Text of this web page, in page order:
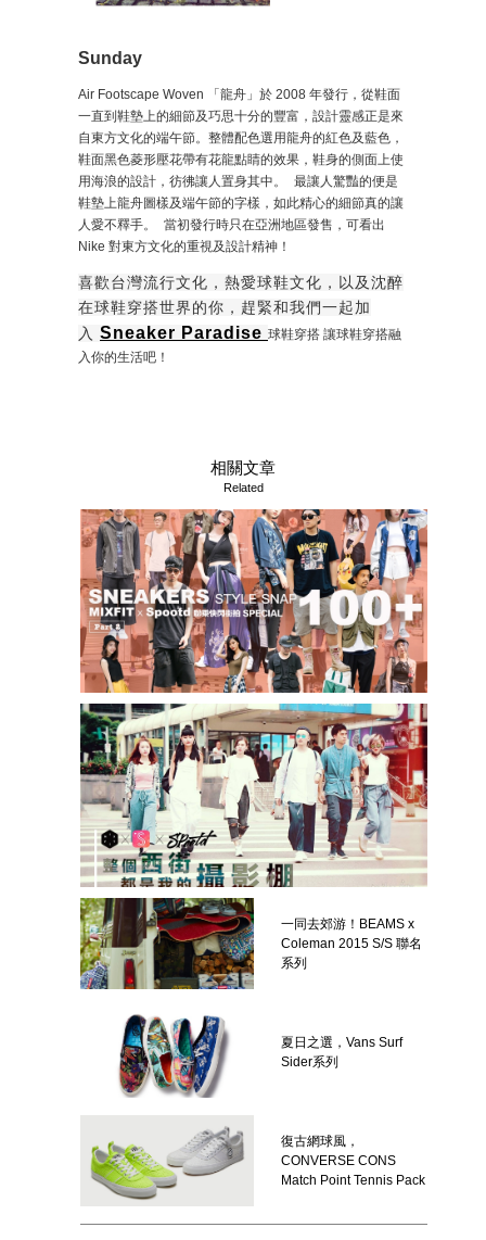
Sunday
Air Footscape Woven 「龍舟」於 2008 年發行，從鞋面
一直到鞋墊上的細節及巧思十分的豐富，設計靈感正是來
自東方文化的端午節。整體配色選用龍舟的紅色及藍色，
鞋面黑色菱形壓花帶有花龍點睛的效果，鞋身的側面上使
用海浪的設計，彷彿讓人置身其中。 最讓人驚豔的便是
鞋墊上龍舟圖樣及端午節的字樣，如此精心的細節真的讓
人愛不釋手。 當初發行時只在亞洲地區發售，可看出
Nike 對東方文化的重視及設計精神！
喜歡台灣流行文化，熱愛球鞋文化，以及沈醉
在球鞋穿搭世界的你，趕緊和我們一起加
入 Sneaker Paradise 球鞋穿搭 讓球鞋穿搭融
入你的生活吧！
相關文章
Related
一同去郊游！BEAMS x
Coleman 2015 S/S 聯名
系列
夏日之選，Vans Surf
Sider系列
復古網球風，
CONVERSE CONS
Match Point Tennis Pack